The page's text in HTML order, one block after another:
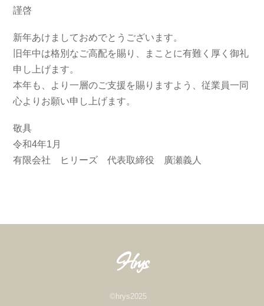
謹啓
新年あけましておめでとうございます。
旧年中は格別なご高配を賜り、まことに有難く厚く御礼
申し上げます。
本年も、より一層のご支援を賜りますよう、従業員一同
心よりお願い申し上げます。
敬具
令和4年1月
有限会社 ヒリーズ 代表取締役 廣瀬義人
Hrys
©hrys2025